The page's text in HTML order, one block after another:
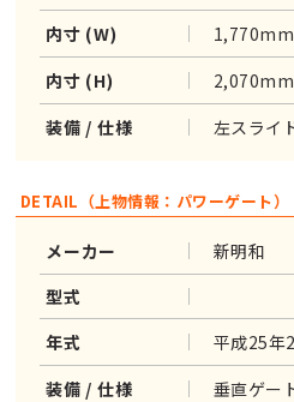
内寸 (W)
1,770mm
内寸 (H)
2,070mm
装備 / 仕様
左スラ
DETAIL（上物情報：パワーゲート）
メーカー
新明和
型式
年式
平成25年
装備 / 仕様
垂直ゲ